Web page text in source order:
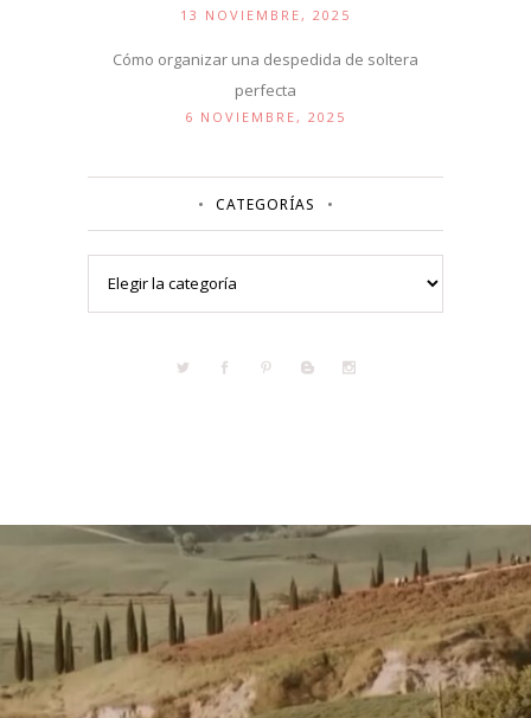
13 NOVIEMBRE, 2025
Cómo organizar una despedida de soltera
perfecta
6 NOVIEMBRE, 2025
CATEGORÍAS